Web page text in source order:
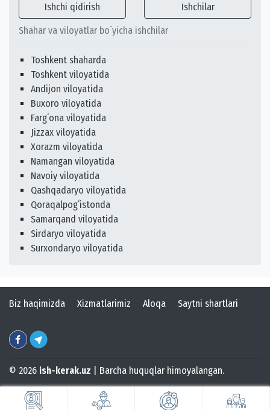
Ishchi qidirish Ishchilar
Shahar va viloyatlar bo`yicha ishchilar
Toshkent shaharda
Toshkent viloyatida
Andijon viloyatida
Buxoro viloyatida
Fargʻona viloyatida
Jizzax viloyatida
Xorazm viloyatida
Namangan viloyatida
Navoiy viloyatida
Qashqadaryo viloyatida
Qoraqalpogʻistonda
Samarqand viloyatida
Sirdaryo viloyatida
Surxondaryo viloyatida
Biz haqimizda Xizmatlarimiz Aloqa Saytni shartlari
© 2026 ish-kerak.uz | Barcha huquqlar himoyalangan.